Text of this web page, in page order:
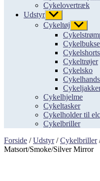
Cykelovertræk
Udstyr Vis
undermenu
Cykeltøj Vis
Cykelshorts
Cykeltrøjer
Cykelsko
Cykelhjelme
Cykeltasker
Cykelholder til
Cykelbriller
Forside /Udstyr/Cykelbriller
Matsort/Smoke/Silver Mirror